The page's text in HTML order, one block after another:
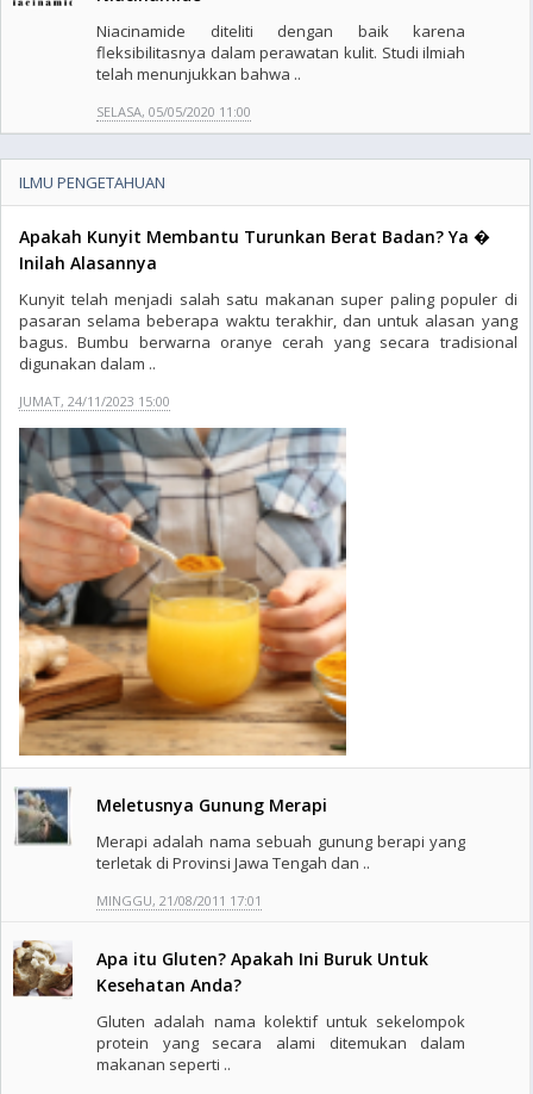
Niacinamide diteliti dengan baik karena
fleksibilitasnya dalam perawatan kulit. Studi ilmiah
telah menunjukkan bahwa ..
SELASA, 05/05/2020 11:00
ILMU PENGETAHUAN
Apakah Kunyit Membantu Turunkan Berat Badan? Ya �
Inilah Alasannya
Kunyit telah menjadi salah satu makanan super paling populer di
pasaran selama beberapa waktu terakhir, dan untuk alasan yang
bagus. Bumbu berwarna oranye cerah yang secara tradisional
digunakan dalam ..
JUMAT, 24/11/2023 15:00
Meletusnya Gunung Merapi
Merapi adalah nama sebuah gunung berapi yang
terletak di Provinsi Jawa Tengah dan ..
MINGGU, 21/08/2011 17:01
Apa itu Gluten? Apakah Ini Buruk Untuk
Kesehatan Anda?
Gluten adalah nama kolektif untuk sekelompok
protein yang secara alami ditemukan dalam
makanan seperti ..